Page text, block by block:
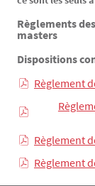
Règlements
masters
Dispositions
Règlement
Règlement
Règlement